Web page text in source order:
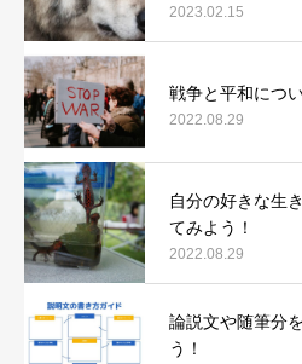
2023.02.15
戦争と平和につ
2022.08.29
自分の好きな生
てみよう！
2022.08.29
論説文や随筆分
う！